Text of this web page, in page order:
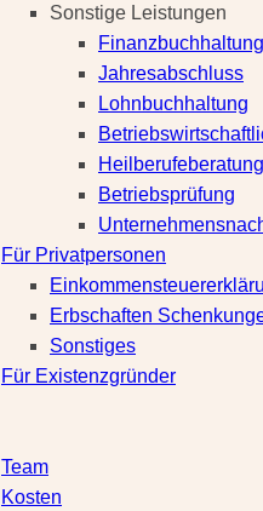
Sonstige Leistungen
Finanzbuchhaltung
Jahresabschluss
Lohnbuchhaltung
Heilberufeberatung
Betriebsprüfung
Für Privatpersonen
Erbschaften
Sonstiges
Für Existenzgründer
Team
Kosten